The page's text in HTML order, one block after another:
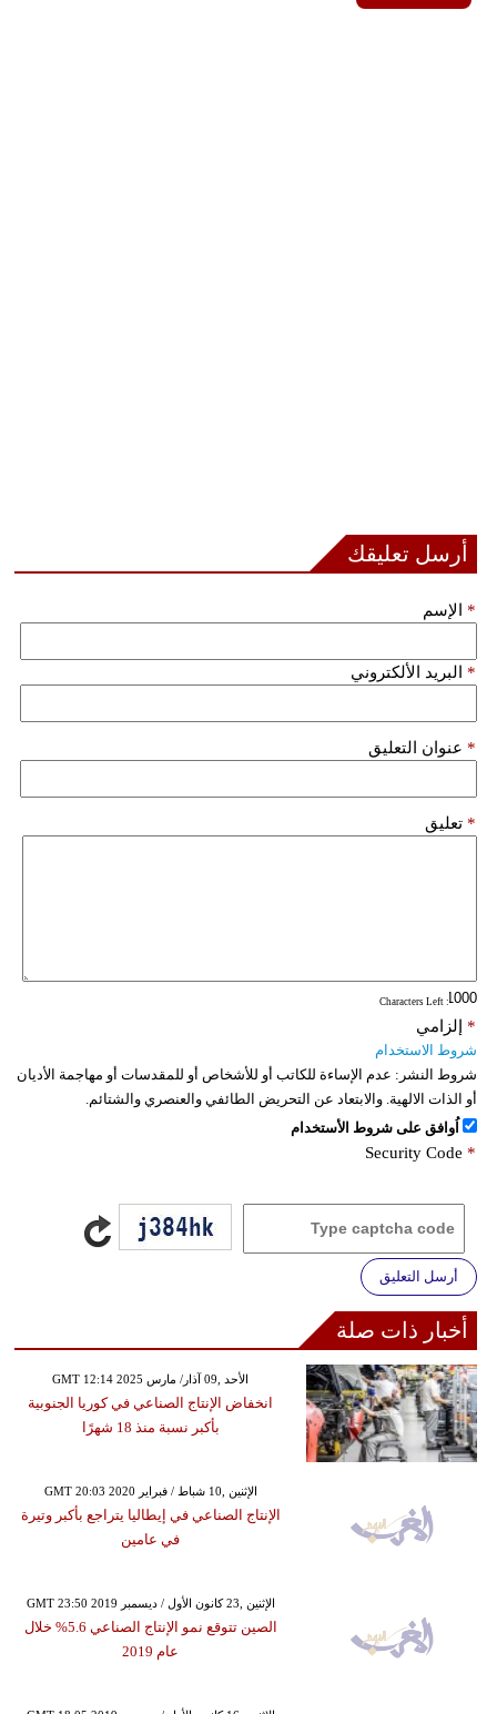
أرسل تعليقك
الإسم *
البريد الألكتروني *
عنوان التعليق *
تعليق *
: Characters Left
إلزامي *
شروط الاستخدام
شروط النشر: عدم الإساءة للكاتب أو للأشخاص أو للمقدسات أو مهاجمة الأديان
أو الذات الالهية. والابتعاد عن التحريض الطائفي والعنصري والشتائم.
اُوافق على شروط الأستخدام
Security Code *
أرسل التعليق
أخبار ذات صلة
GMT 12:14 2025 الأحد ,09 آذار/ مارس
انخفاض الإنتاج الصناعي في كوريا الجنوبية
بأكبر نسبة منذ 18 شهرًا
GMT 20:03 2020 الإثنين ,10 شباط / فبراير
الإنتاج الصناعي في إيطاليا يتراجع بأكبر وتيرة
في عامين
GMT 23:50 2019 الإثنين ,23 كانون الأول / ديسمبر
الصين تتوقع نمو الإنتاج الصناعي 5.6% خلال
عام 2019